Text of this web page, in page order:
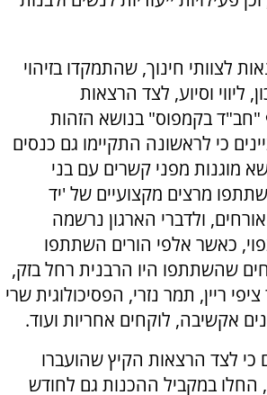
לצוותי חינוך, שהתמקדו בזיהוי
ליווי וסיוע, לצד הרצאות
"חב"ד בקמפוס" בנושא הזהות
כי לראשונה התקיימו גם כנסים
מוגנות מפני קשרים עם בני
מרצים מקצועיים של 'יד
ולדברי הארגון נרשמה
כאשר אלפי הורים השתתפו
שהשתתפו היו הרבנית רחל בזק,
ריין, תמר נזרי, הפסיכולוגית שרי
אקשיבה, לוקחים אחריות ועוד.
כי לצד הרצאות הקיץ שהועברו
החלו במקביל ההכנות גם לחודש